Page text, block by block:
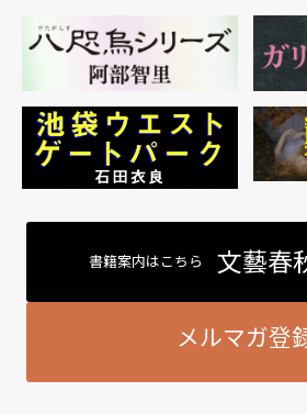
書籍案内はこちら 文藝春
メルマガ登